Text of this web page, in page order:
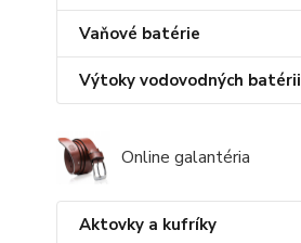
Vaňové batérie
Výtoky vodovodných batérii
Online galantéria
Aktovky a kufríky